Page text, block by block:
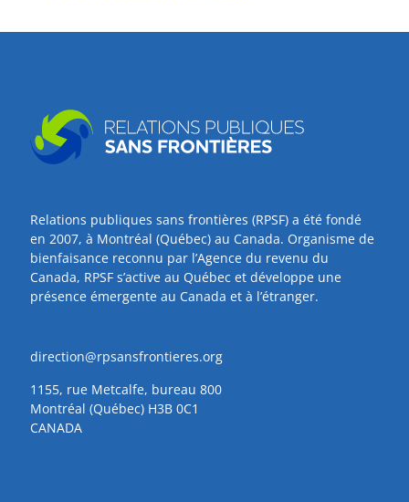
Relations publiques sans frontières (RPSF) a été fondé
en 2007, à Montréal (Québec) au Canada. Organisme de
bienfaisance reconnu par l’Agence du revenu du
Canada, RPSF s’active au Québec et développe une
présence émergente au Canada et à l’étranger.
direction@rpsansfrontieres.org
1155, rue Metcalfe, bureau 800
Montréal (Québec) H3B 0C1
CANADA